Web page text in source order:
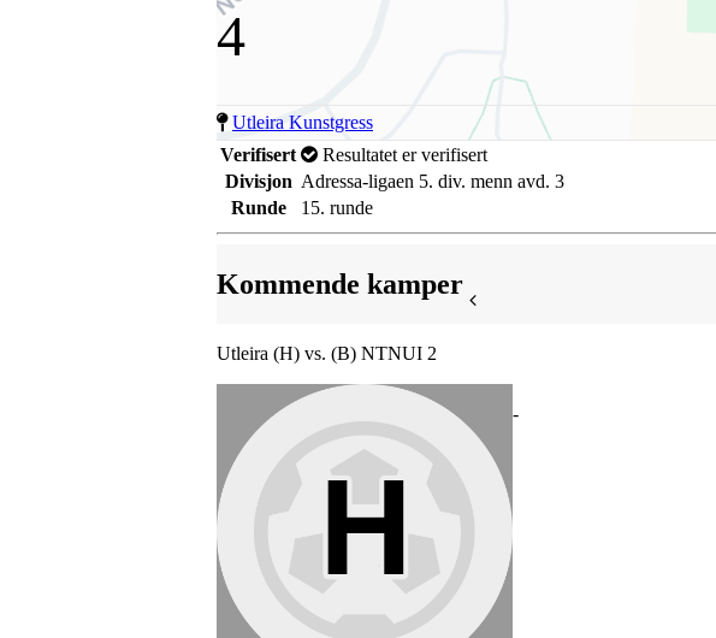
4
Utleira Kunstgress
Verifisert
Resultatet er verifisert
Divisjon Adressa-ligaen 5. div. menn avd. 3
Runde
15. runde
Kommende kamper
Utleira (H) vs. (B) NTNUI 2
-